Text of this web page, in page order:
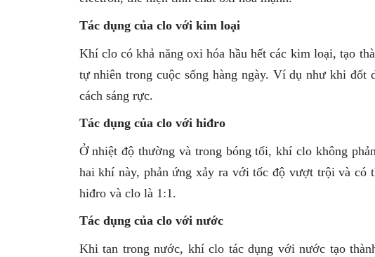
Tác dụng của clo với kim loại
Khí clo có khả năng oxi hóa hầu hết các kim loại, tạo
tự nhiên trong cuộc sống hàng ngày. Ví dụ như khi đốt
cách sáng rực.
Tác dụng của clo với hiđro
Ở nhiệt độ thường và trong bóng tối, khí clo không
hai khí này, phản ứng xảy ra với tốc độ vượt trội và
hiđro và clo là 1:1.
Tác dụng của clo với nước
Khi tan trong nước, khí clo tác dụng với nước tạo